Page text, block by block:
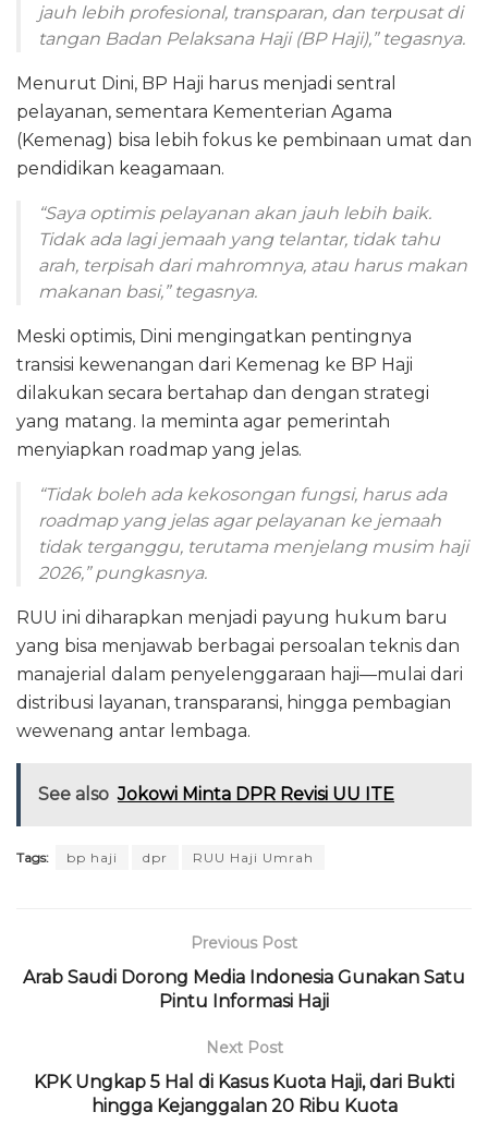
jauh lebih profesional, transparan, dan terpusat di
tangan Badan Pelaksana Haji (BP Haji),” tegasnya.
Menurut Dini, BP Haji harus menjadi sentral
pelayanan, sementara Kementerian Agama
(Kemenag) bisa lebih fokus ke pembinaan umat dan
pendidikan keagamaan.
“Saya optimis pelayanan akan jauh lebih baik.
Tidak ada lagi jemaah yang telantar, tidak tahu
arah, terpisah dari mahromnya, atau harus makan
makanan basi,” tegasnya.
Meski optimis, Dini mengingatkan pentingnya
transisi kewenangan dari Kemenag ke BP Haji
dilakukan secara bertahap dan dengan strategi
yang matang. Ia meminta agar pemerintah
menyiapkan roadmap yang jelas.
“Tidak boleh ada kekosongan fungsi, harus ada
roadmap yang jelas agar pelayanan ke jemaah
tidak terganggu, terutama menjelang musim haji
2026,” pungkasnya.
RUU ini diharapkan menjadi payung hukum baru
yang bisa menjawab berbagai persoalan teknis dan
manajerial dalam penyelenggaraan haji—mulai dari
distribusi layanan, transparansi, hingga pembagian
wewenang antar lembaga.
See also Jokowi Minta DPR Revisi UU ITE
Tags: bp haji dpr RUU Haji Umrah
Previous Post
Arab Saudi Dorong Media Indonesia Gunakan Satu
Pintu Informasi Haji
Next Post
KPK Ungkap 5 Hal di Kasus Kuota Haji, dari Bukti
hingga Kejanggalan 20 Ribu Kuota